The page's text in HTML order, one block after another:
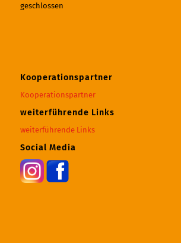
geschlossen
Kooperationspartner
Kooperationspartner
weiterführende Links
weiterführende Links
Social Media